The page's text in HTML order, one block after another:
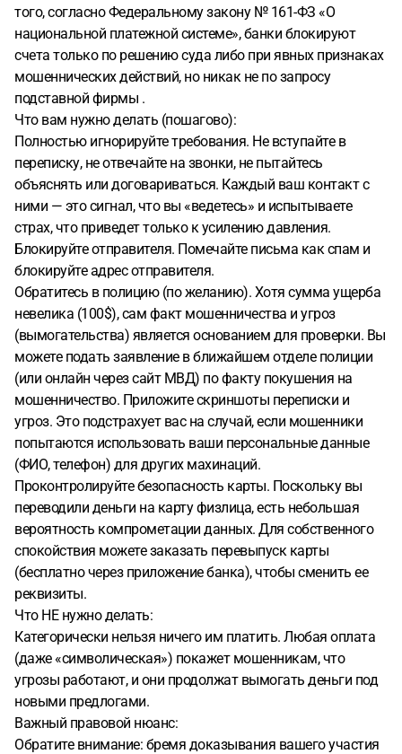
того, согласно Федеральному закону № 161-ФЗ «О
национальной платежной системе», банки блокируют
счета только по решению суда либо при явных признаках
мошеннических действий, но никак не по запросу
подставной фирмы .
Что вам нужно делать (пошагово):
Полностью игнорируйте требования. Не вступайте в
переписку, не отвечайте на звонки, не пытайтесь
объяснять или договариваться. Каждый ваш контакт с
ними — это сигнал, что вы «ведетесь» и испытываете
страх, что приведет только к усилению давления.
Блокируйте отправителя. Помечайте письма как спам и
блокируйте адрес отправителя.
Обратитесь в полицию (по желанию). Хотя сумма ущерба
невелика (100$), сам факт мошенничества и угроз
(вымогательства) является основанием для проверки. Вы
можете подать заявление в ближайшем отделе полиции
(или онлайн через сайт МВД) по факту покушения на
мошенничество. Приложите скриншоты переписки и
угроз. Это подстрахует вас на случай, если мошенники
попытаются использовать ваши персональные данные
(ФИО, телефон) для других махинаций.
Проконтролируйте безопасность карты. Поскольку вы
переводили деньги на карту физлица, есть небольшая
вероятность компрометации данных. Для собственного
спокойствия можете заказать перевыпуск карты
(бесплатно через приложение банка), чтобы сменить ее
реквизиты.
Что НЕ нужно делать:
Категорически нельзя ничего им платить. Любая оплата
(даже «символическая») покажет мошенникам, что
угрозы работают, и они продолжат вымогать деньги под
новыми предлогами.
Важный правовой нюанс:
Обратите внимание: бремя доказывания вашего участия